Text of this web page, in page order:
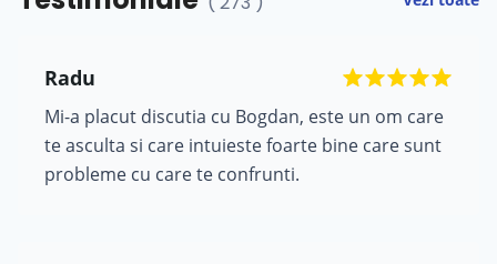
Radu
Mi-a placut discutia cu Bogdan, este un om care
te asculta si care intuieste foarte bine care sunt
probleme cu care te confrunti.